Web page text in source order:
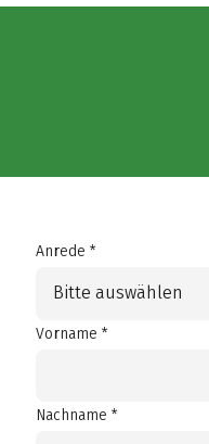
Anrede *
Bitte auswählen
Vorname *
Nachname *